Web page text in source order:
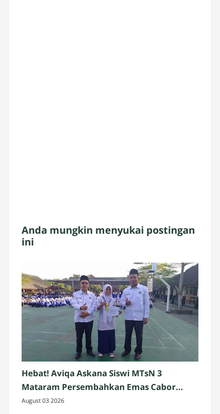
Anda mungkin menyukai postingan
ini
Hebat! Aviqa Askana Siswi MTsN 3
Mataram Persembahkan Emas Cabor
Pencak Silat
August 03 2026